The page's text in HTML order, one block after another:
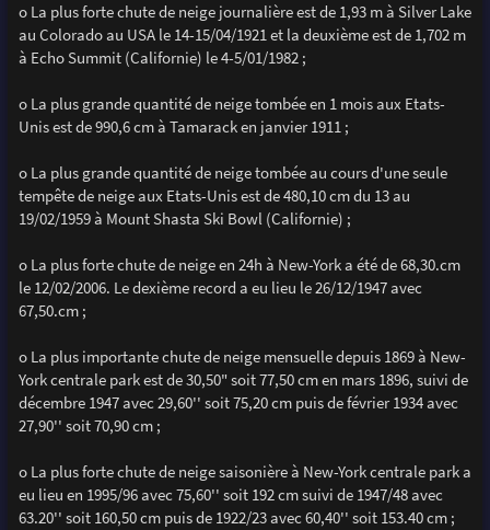
o La plus forte chute de neige journalière est de 1,93 m à Silver Lake
au Colorado au USA le 14-15/04/1921 et la deuxième est de 1,702 m
à Echo Summit (Californie) le 4-5/01/1982 ;
o La plus grande quantité de neige tombée en 1 mois aux Etats-
Unis est de 990,6 cm à Tamarack en janvier 1911 ;
o La plus grande quantité de neige tombée au cours d'une seule
tempête de neige aux Etats-Unis est de 480,10 cm du 13 au
19/02/1959 à Mount Shasta Ski Bowl (Californie) ;
o La plus forte chute de neige en 24h à New-York a été de 68,30.cm
le 12/02/2006. Le dexième record a eu lieu le 26/12/1947 avec
67,50.cm ;
o La plus importante chute de neige mensuelle depuis 1869 à New-
York centrale park est de 30,50" soit 77,50 cm en mars 1896, suivi de
décembre 1947 avec 29,60'' soit 75,20 cm puis de février 1934 avec
27,90'' soit 70,90 cm ;
o La plus forte chute de neige saisonière à New-York centrale park a
eu lieu en 1995/96 avec 75,60'' soit 192 cm suivi de 1947/48 avec
63.20'' soit 160,50 cm puis de 1922/23 avec 60,40'' soit 153.40 cm ;